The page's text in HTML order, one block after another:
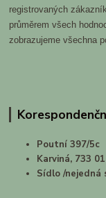
registrovaných
průměrem všech
zobrazujeme všechna
Poutní 397/5c
Karviná, 733 01
Sídlo /nejedná